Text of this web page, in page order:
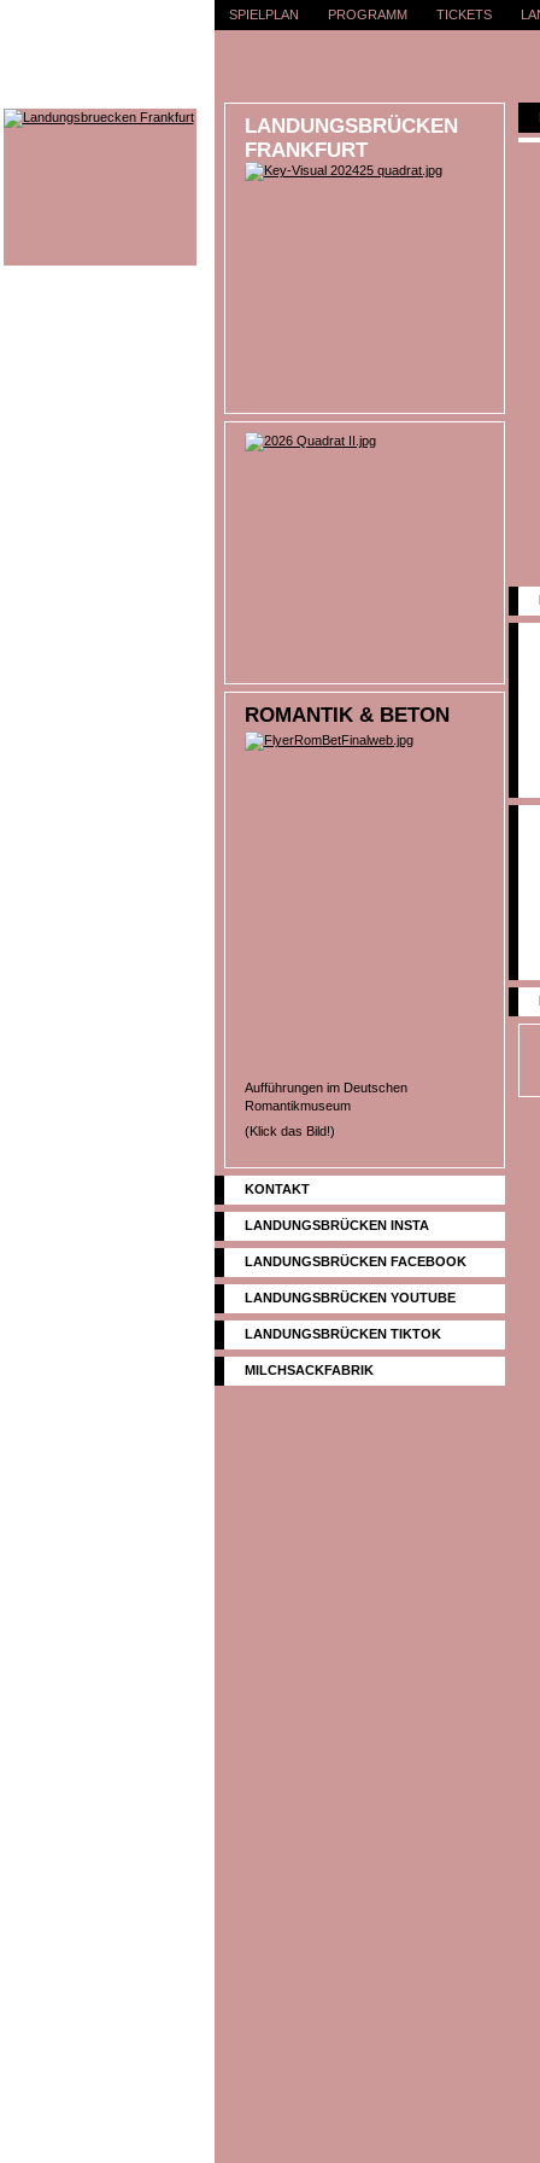
SPIELPLAN PROGRAMM TICKETS
LANDUNGSBRÜCKEN
FRANKFURT
ROMANTIK & BETON
Aufführungen im Deutschen
Romantikmuseum
(Klick das Bild!)
KONTAKT
LANDUNGSBRÜCKEN INSTA
LANDUNGSBRÜCKEN FACEBOOK
LANDUNGSBRÜCKEN YOUTUBE
LANDUNGSBRÜCKEN TIKTOK
MILCHSACKFABRIK